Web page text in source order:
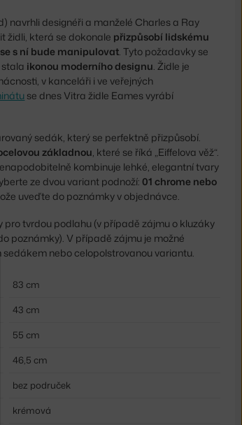
navrhli designéři a manželé Charles a Ray
židli, která se dokonale přizpůsobí lidskému
s ní bude manipulovat . Tyto požadavky se
ikonou moderního designu . Židle je
v kanceláři i ve veřejných
se dnes Vitra židle Eames vyrábí
sedák, který se perfektně přizpůsobí.
základnou, které se říká „Eiffelova věž“.
kombinuje lehké, elegantní tvary
ze dvou variant podnoží: 01 chrome nebo
uveďte do poznámky v objednávce.
tvrdou podlahu (v případě zájmu o kluzáky
poznámky). V případě zájmu je možné
nebo celopolstrovanou variantu.
83 cm
43 cm
55 cm
46,5 cm
bez područek
krémová